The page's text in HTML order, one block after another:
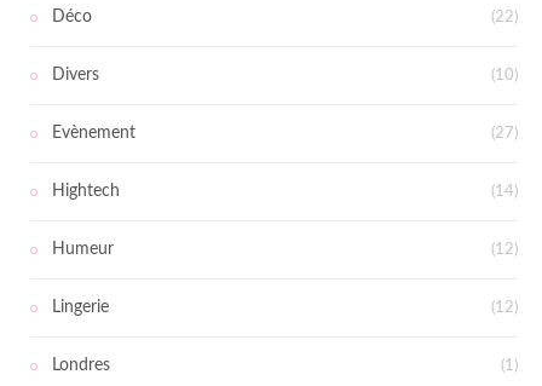
Déco (22)
Divers (10)
Evènement (27)
Hightech (14)
Humeur (12)
Lingerie (12)
Londres (1)